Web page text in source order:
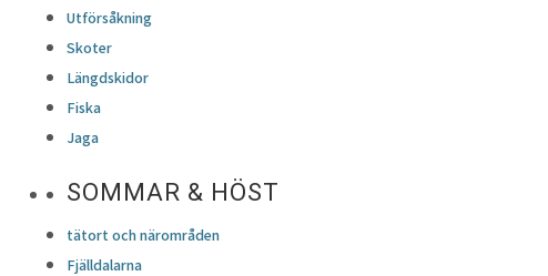
Utförsåkning
Skoter
Längdskidor
Fiska
Jaga
SOMMAR & HÖST
tätort och närområden
Fjälldalarna